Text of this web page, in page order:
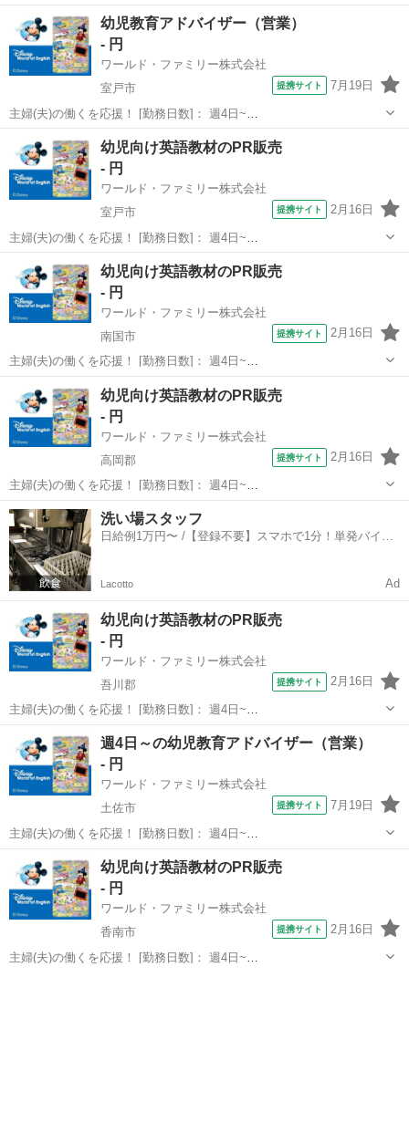
10:00~17:00/10:00~16:00/10:00~15:00/09:30~14:00 [勤務地・最寄
駅]： 高知県香美市 ※勤務エリア選択可 ワールド・ファ...
香美市 営業
幼児教育アドバイザー（営業）
- 円
ワールド・ファミリー株式会社
室戸市
提携サイト 7月19日
主婦(夫)の働くを応援！ [勤務日数]： 週4日~
10:00~17:00/10:00~16:00/10:00~15:00/09:30~14:00 [勤務地・最寄
駅]： 高知県室戸市 ※勤務エリア選択可 ワールド・ファ...
室戸市 営業
幼児向け英語教材のPR販売
- 円
ワールド・ファミリー株式会社
室戸市
提携サイト 2月16日
主婦(夫)の働くを応援！ [勤務日数]： 週4日~
10:00~17:00/10:00~16:00/10:00~15:00/09:30~14:00 [勤務地・最寄
駅]： 高知県室戸市 ※勤務エリア選択可 ワールド・ファ...
室戸市 営業
幼児向け英語教材のPR販売
- 円
ワールド・ファミリー株式会社
南国市
提携サイト 2月16日
主婦(夫)の働くを応援！ [勤務日数]： 週4日~
10:00~17:00/10:00~16:00/10:00~15:00/09:30~14:00 [勤務地・最寄
駅]： 高知県南国市 ※勤務エリア選択可 ワールド・ファ...
南国市 営業
幼児向け英語教材のPR販売
- 円
ワールド・ファミリー株式会社
高岡郡
提携サイト 2月16日
主婦(夫)の働くを応援！ [勤務日数]： 週4日~
10:00~17:00/10:00~16:00/10:00~15:00/09:30~14:00 [勤務地・最寄
駅]： 高知県高岡郡 ※勤務エリア選択可 ワールド・ファ...
高知 高岡郡 営業
洗い場スタッフ
日給例1万円〜 /【登録不要】スマホで1分！単発バイト
Lacotto Ad
幼児向け英語教材のPR販売
- 円
ワールド・ファミリー株式会社
吾川郡
提携サイト 2月16日
主婦(夫)の働くを応援！ [勤務日数]： 週4日~
10:00~17:00/10:00~16:00/10:00~15:00/09:30~14:00 [勤務地・最寄
駅]： 高知県吾川郡 ※勤務エリア選択可 ワールド・ファ...
吾川郡 営業
週4日～の幼児教育アドバイザー（営業）
- 円
ワールド・ファミリー株式会社
土佐市
提携サイト 7月19日
主婦(夫)の働くを応援！ [勤務日数]： 週4日~
10:00~17:00/10:00~16:00/10:00~15:00/09:30~14:00 [勤務地・最寄
駅]： 高知県土佐郡 ※勤務エリア選択可 ワールド・ファ...
土佐市 営業
幼児向け英語教材のPR販売
- 円
ワールド・ファミリー株式会社
香南市
提携サイト 2月16日
主婦(夫)の働くを応援！ [勤務日数]： 週4日~